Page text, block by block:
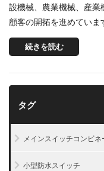
設機械、農業機械、産業
顧客の開拓を進めていま
続きを読む
タグ
メインスイッチコンビ
小型防水スイッチ